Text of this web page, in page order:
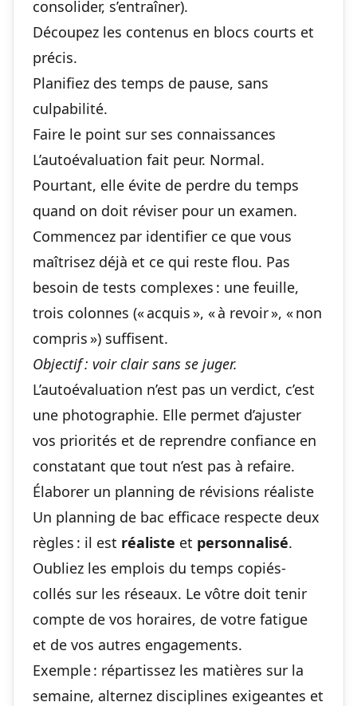
consolider, s’entraîner).
Découpez les contenus en blocs courts et
précis.
Planifiez des temps de pause, sans
culpabilité.
Faire le point sur ses connaissances
L’autoévaluation fait peur. Normal.
Pourtant, elle évite de perdre du temps
quand on doit réviser pour un examen.
Commencez par identifier ce que vous
maîtrisez déjà et ce qui reste flou. Pas
besoin de tests complexes : une feuille,
trois colonnes (« acquis », « à revoir », « non
compris ») suffisent.
Objectif : voir clair sans se juger.
L’autoévaluation n’est pas un verdict, c’est
une photographie. Elle permet d’ajuster
vos priorités et de reprendre confiance en
constatant que tout n’est pas à refaire.
Élaborer un planning de révisions réaliste
Un planning de bac efficace respecte deux
règles : il est réaliste et personnalisé.
Oubliez les emplois du temps copiés-
collés sur les réseaux. Le vôtre doit tenir
compte de vos horaires, de votre fatigue
et de vos autres engagements.
Exemple : répartissez les matières sur la
semaine, alternez disciplines exigeantes et